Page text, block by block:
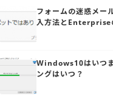
フォームの迷惑メー
入方法とEnterprise
Windows10はいつ
ングはいつ？